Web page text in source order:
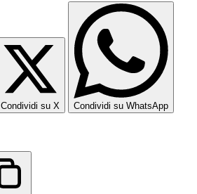
Condividi su X Condividi su WhatsApp